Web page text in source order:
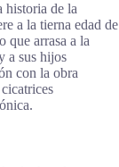
historia de la
a la tierna edad de
que arrasa a la
a sus hijos
con la obra